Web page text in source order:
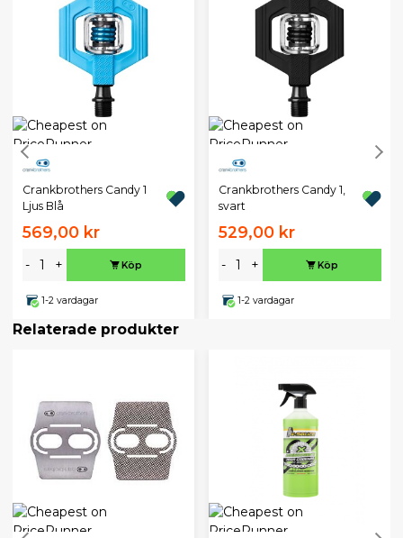
Crankbrothers Candy 1
Ljus Blå
569,00 kr
- + Köp
1-2 vardagar
Crankbrothers Candy 1,
svart
529,00 kr
- + Köp
1-2 vardagar
Relaterade produkter